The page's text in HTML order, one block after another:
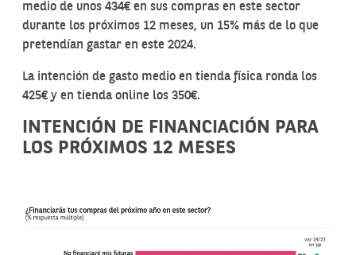
medio de unos 434€ en sus compras en este sector
durante los próximos 12 meses, un 15% más de lo que
pretendían gastar en este 2024.
La intención de gasto medio en tienda física ronda los
425€ y en tienda online los 350€.
INTENCIÓN DE FINANCIACIÓN PARA
LOS PRÓXIMOS 12 MESES